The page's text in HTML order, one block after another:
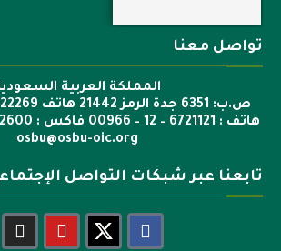
تواصل معنا
المملكة العربية
هاتف : 6721121 – 12 – 00966 فاكس : 6722600 – 12 – 00966
osbu@osbu-oic.org
تابعنا عبر شبكات التواصل